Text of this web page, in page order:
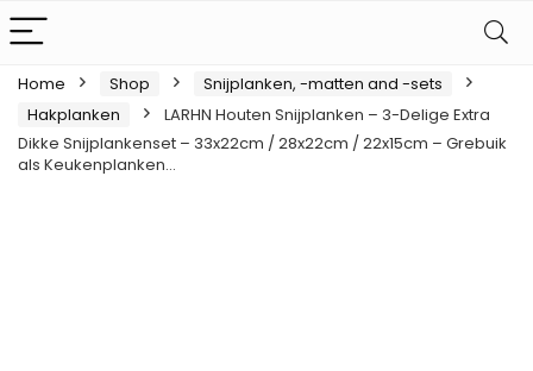
Home Shop
Snijplanken, -matten and -sets
Hakplanken
LARHN Houten Snijplanken – 3-Delige Extra
Dikke Snijplankenset – 33x22cm / 28x22cm / 22x15cm – Grebuik
als Keukenplanken…